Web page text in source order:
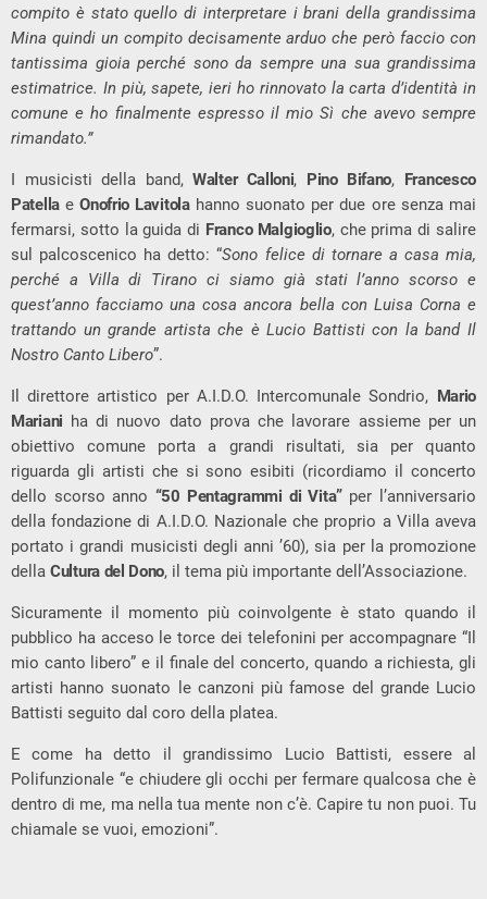
compito è stato quello di interpretare i brani della grandissima
Mina quindi un compito decisamente arduo che però faccio con
tantissima gioia perché sono da sempre una sua grandissima
estimatrice. In più, sapete, ieri ho rinnovato la carta d’identità in
comune e ho finalmente espresso il mio Sì che avevo sempre
rimandato.”
I musicisti della band,Walter Calloni, Pino Bifano, Francesco
PatellaeOnofrio Lavitolahanno suonato per due ore senza mai
fermarsi, sotto la guida di Franco Malgioglio, che prima di salire
sul palcoscenico ha detto: “Sono felice di tornare a casa mia,
perché a Villa di Tirano ci siamo già stati l’anno scorso e
quest’anno facciamo una cosa ancora bella con Luisa Corna e
trattando un grande artista che è Lucio Battisti con la band Il
Nostro Canto Libero”.
Il direttore artistico per A.I.D.O. Intercomunale Sondrio, Mario
Mariani ha di nuovo dato prova che lavorare assieme per un
obiettivo comune porta a grandi risultati, sia per quanto
riguarda gli artisti che si sono esibiti (ricordiamo il concerto
dello scorso anno “50 Pentagrammi di Vita”per l’anniversario
della fondazione di A.I.D.O. Nazionale che proprio a Villa aveva
portato i grandi musicisti degli anni ’60), sia per la promozione
della Cultura del Dono, il tema più importante dell’Associazione.
Sicuramente il momento più coinvolgente è stato quando il
pubblico ha acceso le torce dei telefonini per accompagnare “Il
mio canto libero” e il finale del concerto, quando a richiesta, gli
artisti hanno suonato le canzoni più famose del grande Lucio
Battisti seguito dal coro della platea.
E come ha detto il grandissimo Lucio Battisti, essere al
Polifunzionale “e chiudere gli occhi per fermare qualcosa che è
dentro di me, ma nella tua mente non c’è. Capire tu non puoi. Tu
chiamale se vuoi, emozioni”.